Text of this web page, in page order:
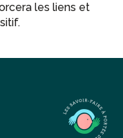
les liens et